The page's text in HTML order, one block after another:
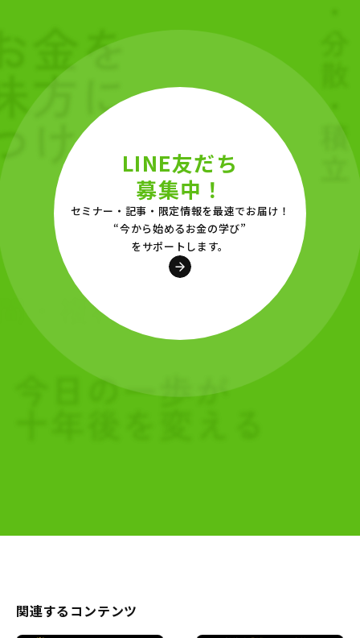
LINE友だち
募集中！
セミナー・記事・限定情報を最速でお届け！
“今から始めるお金の学び”
をサポートします。
関連するコンテンツ